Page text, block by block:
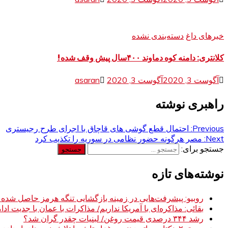
خبرهای داغ دسته‌بندی نشده
کلانتری: دامنه کوه دماوند ۴۰۰سال پیش وقف شده!
آگوست 3, 2020 آگوست 3, 2020 asaran
راهبری نوشته
Previous: احتمال قطع گوشی های قاچاق با اجرای طرح رجیستری
Next: مصر هرگونه حضور نظامی در سوریه را تکذیب کرد
جستجو برای:
نوشته‌های تازه
روبیو: پیشرفت‌هایی در زمینه بازگشایی تنگه هرمز حاصل
بقائی: مذاکره‌ای با آمریکا نداریم/ مذاکرات با عمان با جدیت
رشد ۳۴۴ درصدی قیمت روغن/ لبنیات چقدر گران شد؟